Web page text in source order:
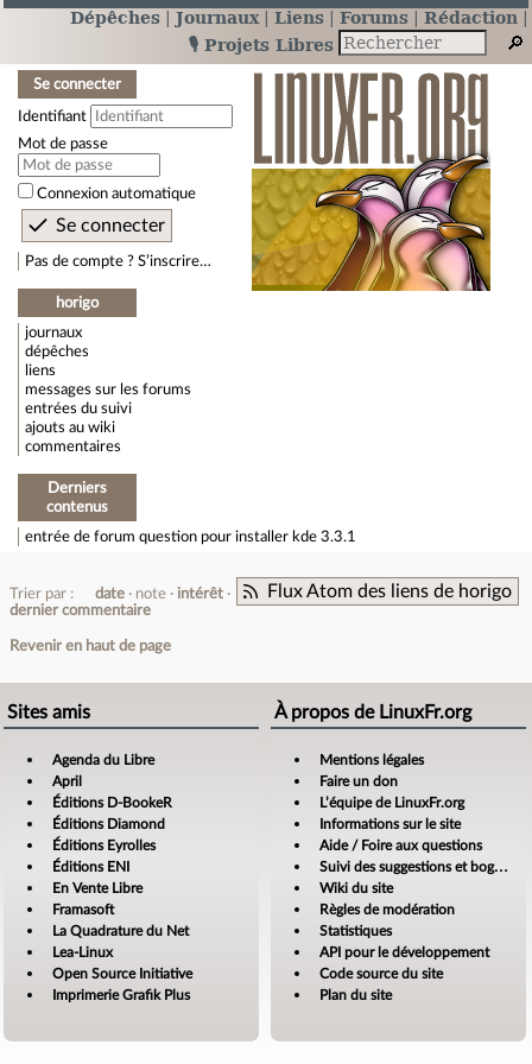
Dépêches Journaux Liens Forums
Rédaction
🎙️ Projets Libres
Se connecter
Identifiant
Mot de passe
Connexion automatique
Pas de compte ? S’inscrire…
horigo
journaux
dépêches
liens
messages sur les forums
entrées du suivi
ajouts au wiki
commentaires
Derniers
contenus
entrée de forum question pour installer kde 3.3.1
Flux Atom des liens de horigo
Trier par : date note
intérêt
dernier commentaire
Revenir en haut de page
Sites amis
Agenda du Libre
April
Éditions D-BookeR
Éditions Diamond
Éditions Eyrolles
Éditions ENI
En Vente Libre
Framasoft
La Quadrature du Net
Lea-Linux
Open Source Initiative
Imprimerie Grafik Plus
À propos de LinuxFr.org
Mentions légales
Faire un don
L’équipe de LinuxFr.org
Informations sur le site
Aide / Foire aux questions
Suivi des suggestions et bogues
Wiki du site
Règles de modération
Statistiques
API pour le développement
Code source du site
Plan du site